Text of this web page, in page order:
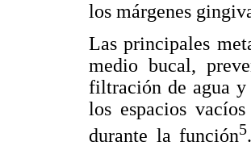
los márgenes
Las principales
medio bucal,
filtración de agua y
los espacios
durante la función5